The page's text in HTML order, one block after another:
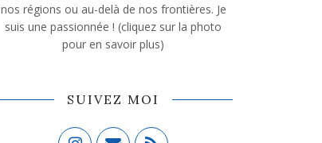
nos régions ou au-delà de nos frontières. Je
suis une passionnée ! (cliquez sur la photo
pour en savoir plus)
SUIVEZ MOI